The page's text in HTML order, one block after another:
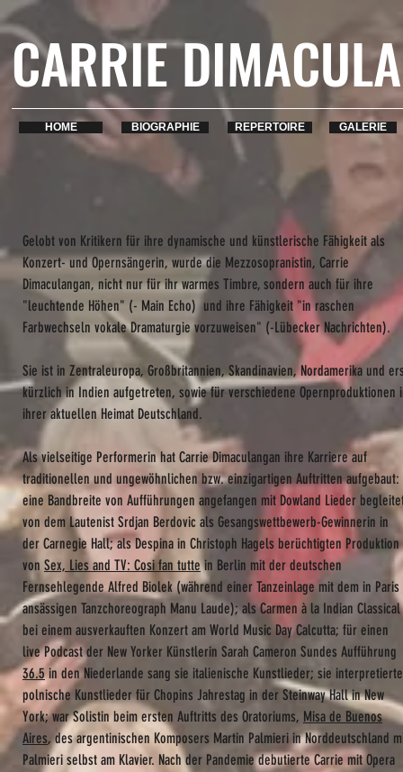
CARRIE
HOME BIOGRAPHIE REPERTOIRE GALERIE
Gelobt von Kritikern für ihre dynamische und künstlerische Fähigkeit als
Konzert- und Opernsängerin, wurde die Mezzosopranistin, Carrie
Dimaculangan, nicht nur für ihr warmes Timbre, sondern auch für ihre
"leuchtende Höhen" (- Main Echo) und ihre Fähigkeit "in raschen
Farbwechseln vokale Dramaturgie vorzuweisen" (-Lübecker Nachrichten).
Sie ist in Zentraleuropa, Großbritannien, Skandinavien, Nordamerika und
kürzlich in Indien aufgetreten, sowie für verschiedene Opernproduktionen
ihrer aktuellen Heimat Deutschland.
Als vielseitige Performerin hat Carrie Dimaculangan ihre Karriere auf
traditionellen und ungewöhnlichen bzw. einzigartigen Auftritten aufgebaut:
eine Bandbreite von Aufführungen angefangen mit Dowland Lieder
von dem Lautenist Srdjan Berdovic als Gesangswettbewerb-Gewinnerin in
der Carnegie Hall; als Despina in Christoph Hagels berüchtigten Produktion
von Sex, Lies and TV: Cosi fan tuttein Berlin mit der deutschen
Fernsehlegende Alfred Biolek (während einer Tanzeinlage mit dem in Paris
ansässigen Tanzchoreograph Manu Laude); als Carmen à la Indian Classical
bei einem ausverkauften Konzert am World Music Day Calcutta; für einen
live Podcast der New Yorker Künstlerin Sarah Cameron Sundes Aufführung
36.5in den Niederlande sang sie italienische Kunstlieder; sie interpretierte
polnische Kunstlieder für Chopins Jahrestag in der Steinway Hall in New
York; war Solistin beim ersten Auftritts des Oratoriums, Misa de Buenos
Aires, des argentinischen Komposers Martin Palmieri in Norddeutschland
Palmieri selbst am Klavier. Nach der Pandemie debutierte Carrie mit Opera